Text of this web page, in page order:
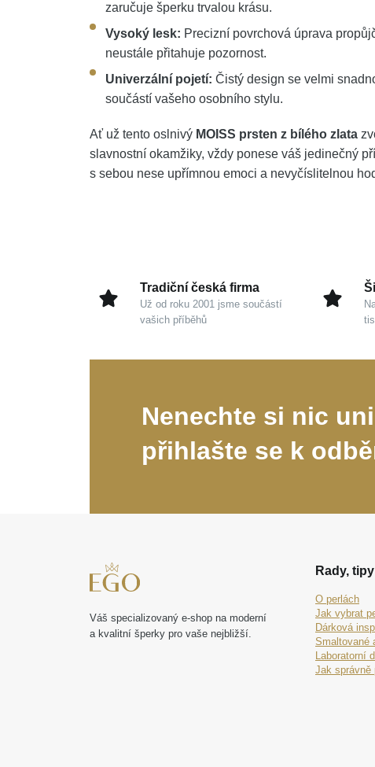
zaručuje šperku trvalou krásu.
Vysoký lesk: Precizní povrchová úprava
neustále přitahuje pozornost.
Univerzální pojetí: Čistý design se velmi
součástí vašeho osobního stylu.
Ať už tento oslnivý MOISS prsten z bílého zlata
slavnostní okamžiky, vždy ponese váš jedinečný
s sebou nese upřímnou emoci a nevyčíslitelnou
Tradiční česká firma
Už od roku 2001 jsme součástí
vašich příběhů
Nenechte si nic
přihlašte se k
Váš specializovaný e-shop na moderní
a kvalitní šperky pro vaše nejbližší.
Rady,
O perlách
Jak vybrat
Dárková
Smaltované
Laboratorní
Jak správně